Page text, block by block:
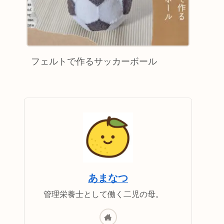
フェルトで作るサッカーボール
あまなつ
管理栄養士として働く二児の母。